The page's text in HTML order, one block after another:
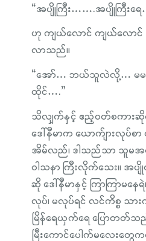
“အပျိုကြီး…….အပျိုကြီးရ
ဟု ကျယ်လောင် ကျယ်လောင်
လာသည်။
“အော်… ဘယ်သူလဲလို့… မမ
ထိုင်….”
သိလျှက်နှင့် ဧည့်ဝတ်စကား
ဒေါ်နီမာက ယောက်ျားလုပ်စာ
အိမ်လည်၊ ဒါသည်သာ သူမ
ဝါသနာ ကြီးလိုက်သေး။ အပ
ဆို ဒေါ်နီမာနှင့် ကြာကြာမ
လုပ်၊ မလုပ်ရင် လင်ကိစ္စ သာ
မြိန်ရေယှက်ရေ ပြောတတ်သ
မြီးကောင်ပေါက်မလေးတွ